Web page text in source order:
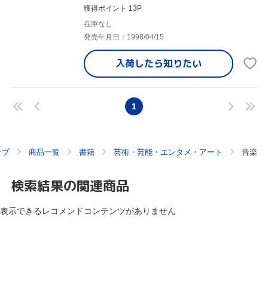
獲得ポイント 13P
在庫なし
発売年月日：1998/04/15
入荷したら知りたい
1
プ 商品一覧 書籍 芸術・芸能・エンタメ・アート 音楽
検索結果の関連商品
表示できるレコメンドコンテンツがありません